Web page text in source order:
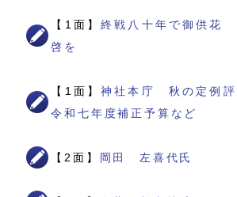
【1面】終戦八十年で御供花
啓を
【1面】神社本庁 秋の定例
令和七年度補正予算など
【2面】 岡田 左喜代氏